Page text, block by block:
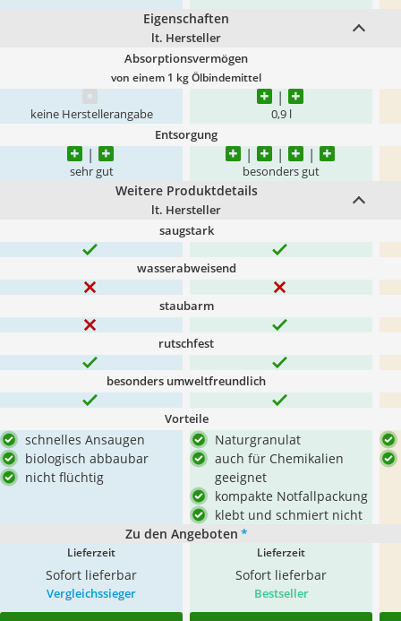
Eigenschaften
lt. Hersteller
Absorptionsvermögen
von einem 1 kg Ölbindemittel
keine Herstellerangabe 0,9 l
Entsorgung
sehr gut besonders gut
Weitere Produktdetails
lt. Hersteller
saugstark
wasserabweisend
staubarm
rutschfest
besonders umweltfreundlich
Vorteile
schnelles Ansaugen
biologisch abbaubar
nicht flüchtig
Naturgranulat
auch für Chemikalien
geeignet
kompakte Notfallpackung
klebt und schmiert nicht
Zu den Angeboten *
Lieferzeit
Sofort lieferbar
Lieferzeit
Sofort lieferbar
Vergleichssieger Bestseller